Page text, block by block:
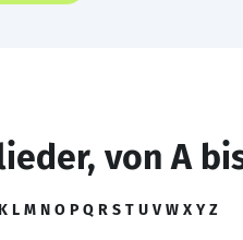
von A
K L M N O P Q R S T U V W X Y Z